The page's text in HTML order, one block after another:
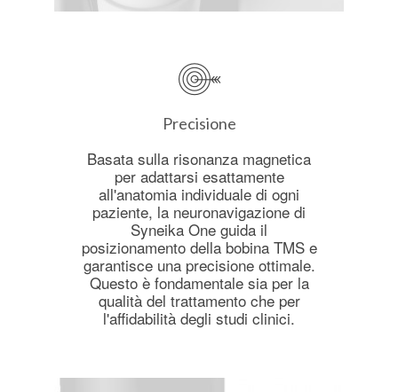
Precisione
Basata sulla risonanza magnetica
per adattarsi esattamente
all'anatomia individuale di ogni
paziente, la neuronavigazione di
Syneika One guida il
posizionamento della bobina TMS e
garantisce una precisione ottimale.
Questo è fondamentale sia per la
qualità del trattamento che per
l'affidabilità degli studi clinici.